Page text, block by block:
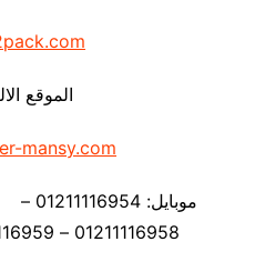
الموقع
mansy.com